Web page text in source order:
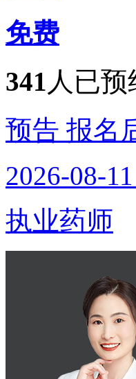
免费
341 人已预
预告 报名
2026-08-
执业药师